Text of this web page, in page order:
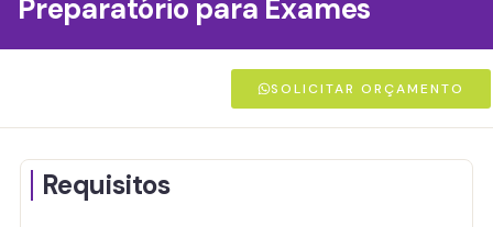
Preparatório para Exames
SOLICITAR ORÇAMENTO
Requisitos